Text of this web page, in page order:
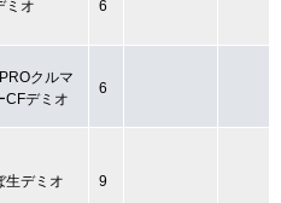
ミオ 6
クルマ
CFデミオ
6
生デミオ 9